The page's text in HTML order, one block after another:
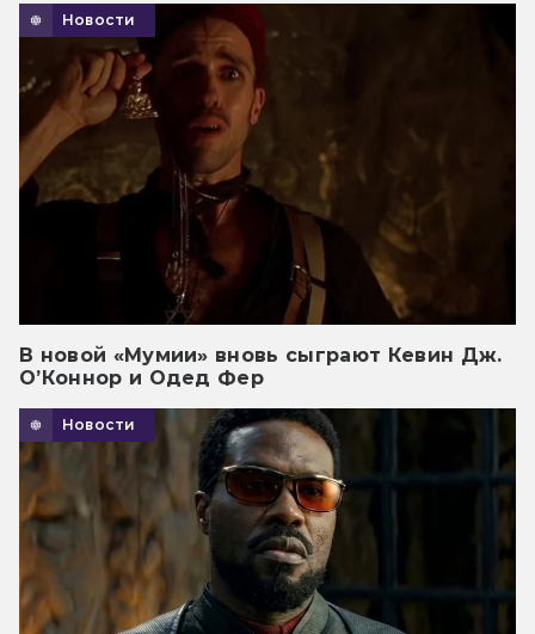
Новости
В новой «Мумии» вновь сыграют Кевин Дж.
О’Коннор и Одед Фер
Новости